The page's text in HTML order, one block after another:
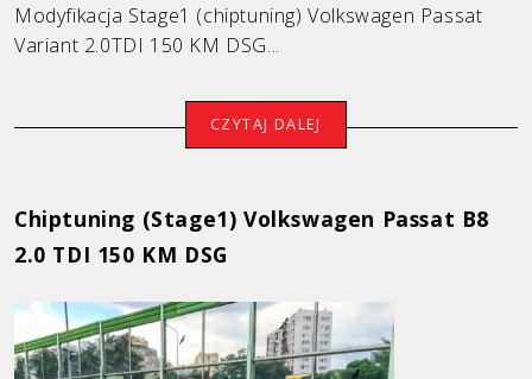
Opel
Seat
Skoda
Toyota
Volkswagen
Modyfikacja Stage1 (chiptuning) Volkswagen Passat
Variant 2.0TDI 150 KM DSG...
CZYTAJ DALEJ
Chiptuning (Stage1) Volkswagen Passat B8
2.0 TDI 150 KM DSG